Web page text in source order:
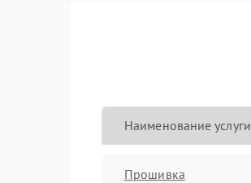
Наименование услуги
Прошивка